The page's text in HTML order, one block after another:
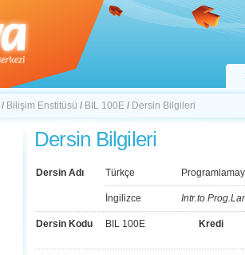
/ Bilişim Enstitüsü / BIL 100E / Dersin Bilgileri
Dersin Bilgileri
Dersin Adı Türkçe
İngilizce Intr.to
Dersin Kodu BIL 100E Kredi